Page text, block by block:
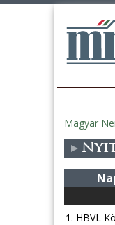
hely
Magyar
1. HBVL